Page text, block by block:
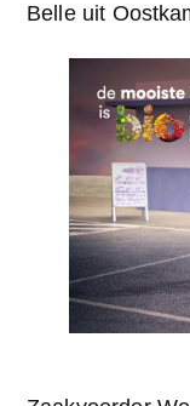
Belle uit